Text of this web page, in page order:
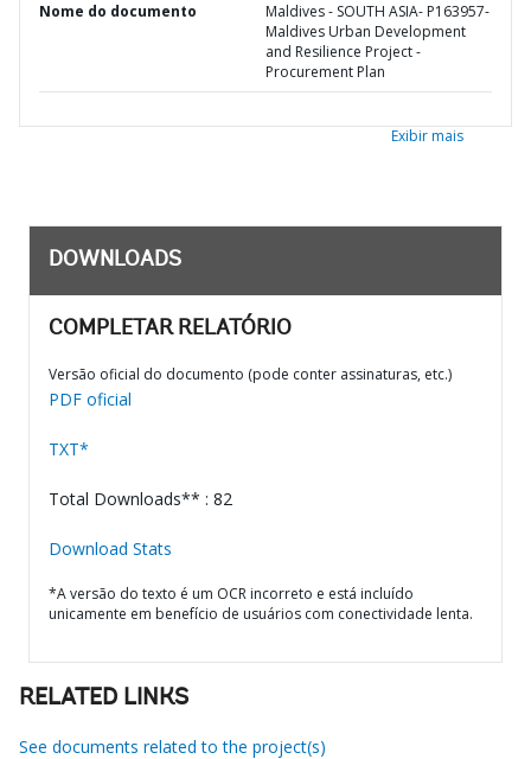
Nome do documento
Maldives - SOUTH ASIA- P163957-
Maldives Urban Development
and Resilience Project -
Procurement Plan
Exibir mais
DOWNLOADS
COMPLETAR RELATÓRIO
Versão oficial do documento (pode conter assinaturas, etc.)
PDF oficial
TXT*
Total Downloads** : 82
Download Stats
*A versão do texto é um OCR incorreto e está incluído
unicamente em benefício de usuários com conectividade lenta.
RELATED LINKS
See documents related to the project(s)